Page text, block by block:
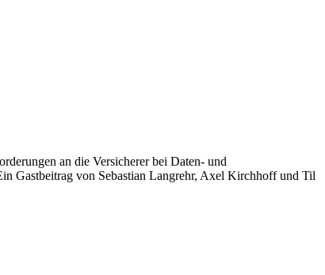
an die Versicherer bei Daten- und
Gastbeitrag von Sebastian Langrehr, Axel Kirchhoff und Til